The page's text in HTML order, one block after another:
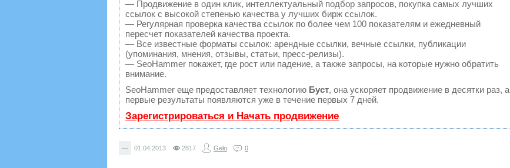
— Продвижение в один клик, интеллектуальный подбор запросов, покупка самых лучших
ссылок с высокой степенью качества у лучших бирж ссылок.
— Регулярная проверка качества ссылок по более чем 100 показателям и ежедневный
пересчет показателей качества проекта.
— Все известные форматы ссылок: арендные ссылки, вечные ссылки, публикации
(упоминания, мнения, отзывы, статьи, пресс-релизы).
— SeoHammer покажет, где рост или падение, а также запросы, на которые нужно обратить
внимание.
SeoHammer еще предоставляет технологию Буст, она ускоряет продвижение в десятки раз, а
первые результаты появляются уже в течение первых 7 дней.
Зарегистрироваться и Начать продвижение
— 01.04.2013 2817 Gelo 0